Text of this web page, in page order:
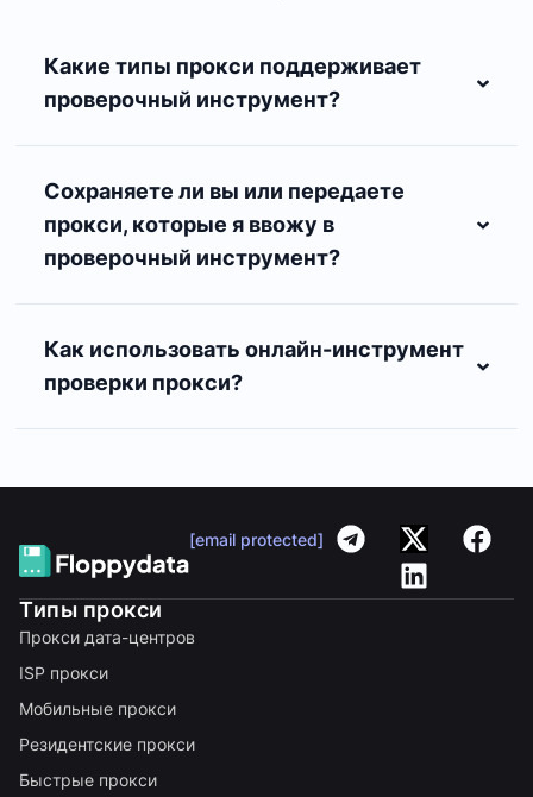
Какие типы прокси поддерживает
проверочный инструмент?
Сохраняете ли вы или передаете
прокси, которые я ввожу в
проверочный инструмент?
Как использовать онлайн-инструмент
проверки прокси?
[email protected]
Типы прокси
Прокси дата-центров
ISP прокси
Мобильные прокси
Резидентские прокси
Быстрые прокси